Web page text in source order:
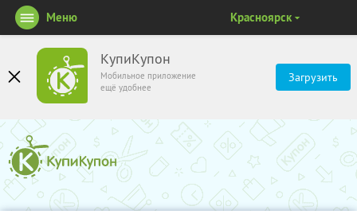
КупиКупон
Мобильное приложение
ещё удобнее
Загрузить
Меню Красноярск